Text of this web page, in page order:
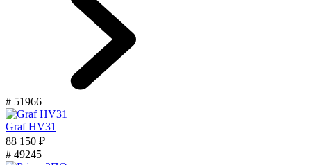
# 51966
Graf HV31
88 150 ₽
# 49245